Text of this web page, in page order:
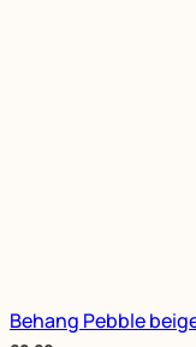
Behang Pebble